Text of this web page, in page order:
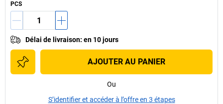
PCS
Délai de livraison: en 10 jours
AJOUTER AU PANIER
Ou
S’identifier et accéder à l’offre en 3 étapes